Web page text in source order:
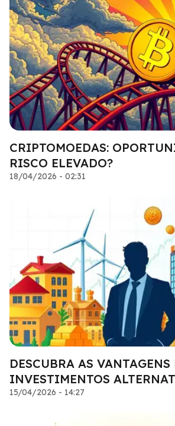
CRIPTOMOEDAS:
RISCO ELEVADO?
18/04/2026 - 02:31
DESCUBRA AS VANTAGENS
INVESTIMENTOS
15/04/2026 - 14:27